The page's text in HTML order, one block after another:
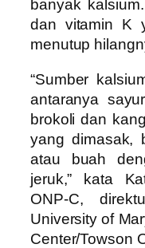
banyak
dan vitamin K
menutup
“Sumber
antaranya
brokoli dan
yang dimasak,
atau buah
jeruk,” kata
ONP-C,
University of
Center/Towson